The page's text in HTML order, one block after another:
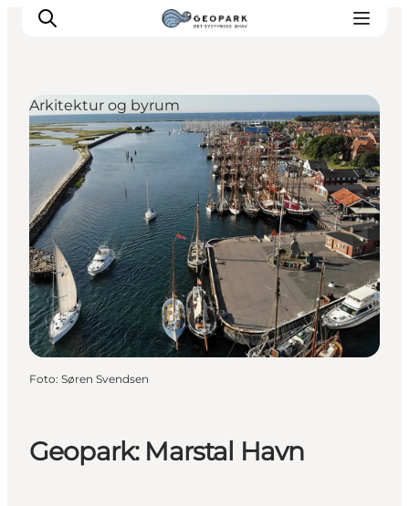
Geopark: Marstal Havn
Arkitektur og byrum
Foto: Søren Svendsen